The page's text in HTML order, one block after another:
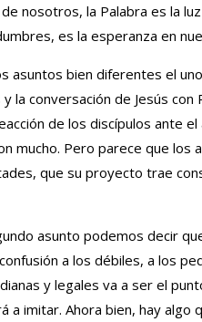
nosotros, la Palabra es la
es la esperanza en
asuntos bien diferentes el
la conversación de Jesús
de los discípulos ante
mucho. Pero parece que los
que su proyecto trae
asunto podemos decir
a los débiles, a los
y legales va a ser el
a imitar. Ahora bien, hay algo